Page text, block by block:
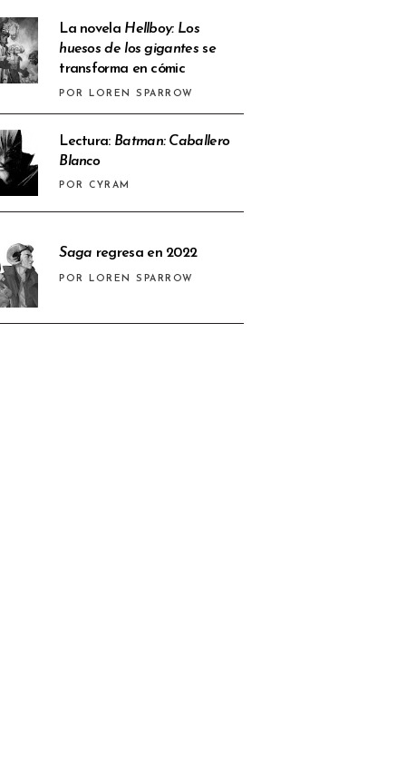
La novela Hellboy: Los
huesos de los gigantesse
transforma en cómic
POR LOREN SPARROW
Lectura: Batman: Caballero
Blanco
POR CYRAM
Saga regresa en 2022
POR LOREN SPARROW